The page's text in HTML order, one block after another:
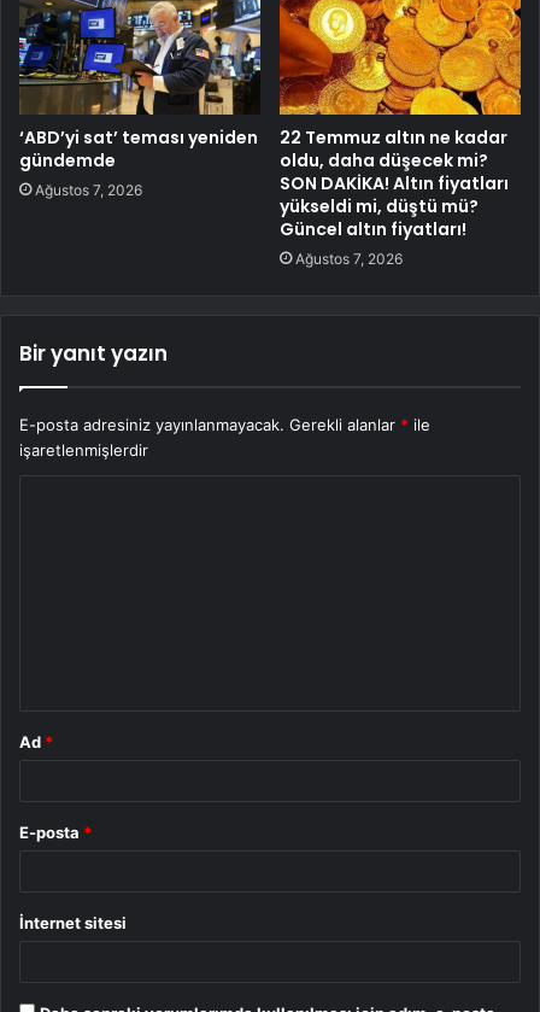
‘ABD’yi sat’ teması yeniden
gündemde
Ağustos 7, 2026
22 Temmuz altın ne kadar
oldu, daha düşecek mi?
SON DAKİKA! Altın fiyatları
yükseldi mi, düştü mü?
Güncel altın fiyatları!
Ağustos 7, 2026
Bir yanıt yazın
E-posta adresiniz yayınlanmayacak. Gerekli alanlar * ile
işaretlenmişlerdir
Ad *
E-posta *
İnternet sitesi